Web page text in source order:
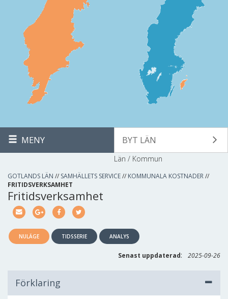
MENY BYT LÄN
Län / Kommun
GOTLANDS LÄN // SAMHÄLLETS SERVICE// KOMMUNALA KOSTNADER//
FRITIDSVERKSAMHET
Fritidsverksamhet
NULÄGE TIDSSERIE ANALYS
Senast uppdaterad: 2025-09-26
Förklaring